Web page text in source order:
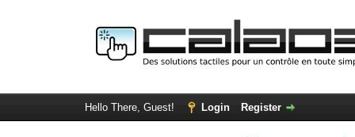
Hello There, Guest! Login Register